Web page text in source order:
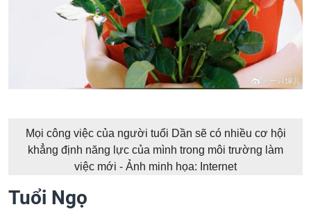
Mọi công việc của người tuổi Dần sẽ có nhiều cơ hội
khẳng định năng lực của mình trong môi trường làm
việc mới - Ảnh minh họa: Internet
Tuổi Ngọ